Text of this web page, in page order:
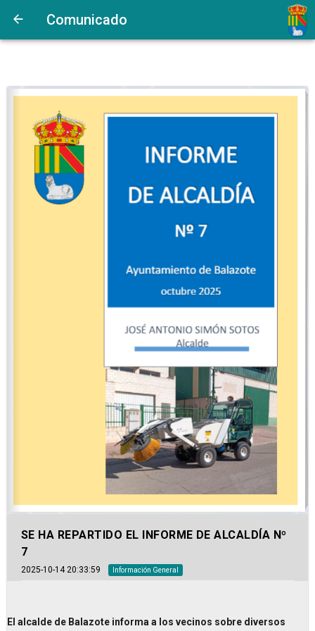
Comunicado
SE HA REPARTIDO EL INFORME DE ALCALDÍA Nº
7
2025-10-14 20:33:59 Información General
El alcalde de Balazote informa a los vecinos sobre diversos